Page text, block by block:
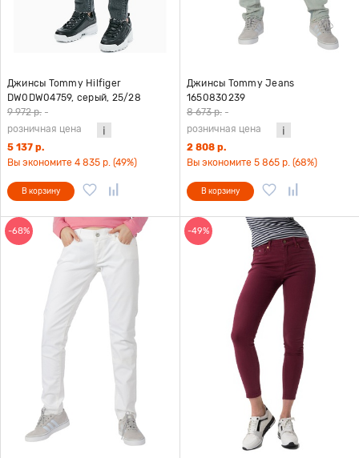
Джинсы Tommy Hilfiger
DW0DW04759, серый, 25/28
9 972 р. -
розничная цена
5 137 р.
Вы экономите 4 835 р. (49%)
В корзину
Джинсы Tommy Jeans
1650830239
8 673 р. -
розничная цена
2 808 р.
Вы экономите 5 865 р. (68%)
В корзину
-68% -49%